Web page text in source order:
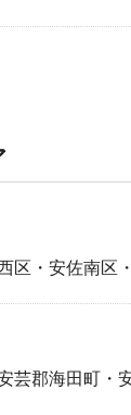
区・安佐南区
芸郡海田町・